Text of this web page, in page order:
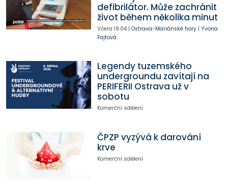
defibrilátor. Může zachránit
život během několika minut
Včera 19:04| Ostrava-Mariánské hory| Yvona
Fajtová
Legendy tuzemského
undergroundu zavítají na
PERIFERII Ostrava už v
sobotu
Komerční sdělení
ČPZP vyzývá k darování
krve
Komerční sdělení